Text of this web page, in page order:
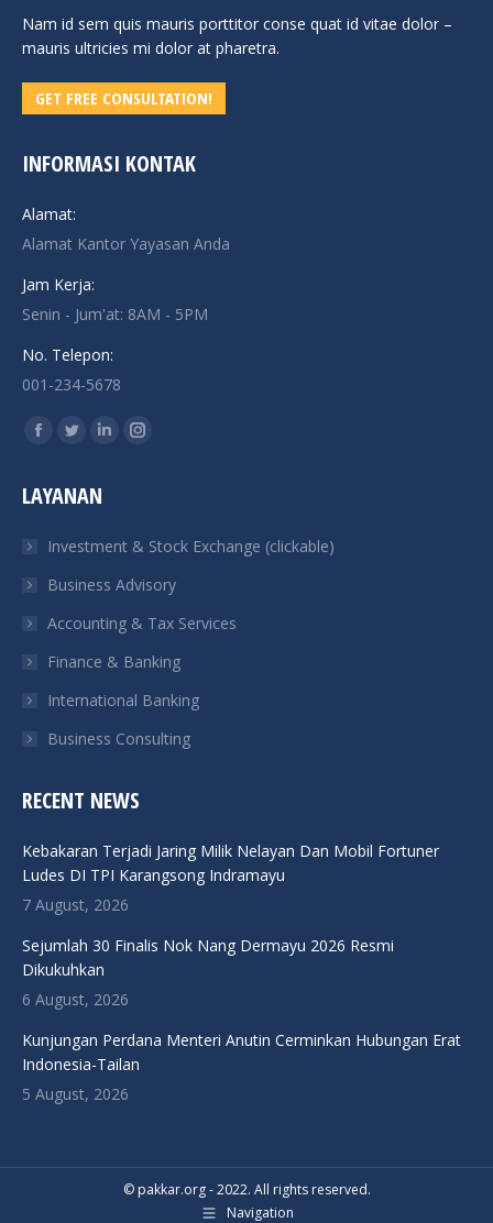
Nam id sem quis mauris porttitor conse quat id vitae dolor –
mauris ultricies mi dolor at pharetra.
GET FREE CONSULTATION!
INFORMASI KONTAK
Alamat:
Alamat Kantor Yayasan Anda
Jam Kerja:
Senin - Jum'at: 8AM - 5PM
No. Telepon:
001-234-5678
Find us on:
Facebook
opens
new
window
Twitter
opens
new
window
Linkedin
new
window
Instagram
new
window
LAYANAN
Investment & Stock Exchange (clickable)
Business Advisory
Accounting & Tax Services
Finance & Banking
International Banking
Business Consulting
RECENT NEWS
Kebakaran Terjadi Jaring Milik Nelayan Dan Mobil Fortuner
Ludes DI TPI Karangsong Indramayu
7 August, 2026
Sejumlah 30 Finalis Nok Nang Dermayu 2026 Resmi
Dikukuhkan
6 August, 2026
Kunjungan Perdana Menteri Anutin Cerminkan Hubungan Erat
Indonesia-Tailan
5 August, 2026
© pakkar.org - 2022. All rights reserved.
Navigation